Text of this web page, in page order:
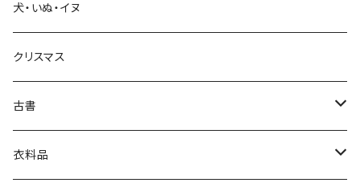
生活・暮らし
芸術・絵画・写真
絵本・児童書
娯楽・エンターテインメント
犬・いぬ・イヌ
クリスマス
古書
古書セット
衣料品